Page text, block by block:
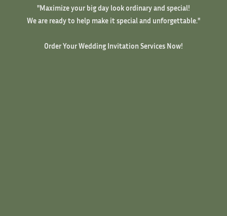
"Maximize your big day look ordinary and special!
We are ready to help make it special and unforgettable."
Order Your Wedding Invitation Services Now!